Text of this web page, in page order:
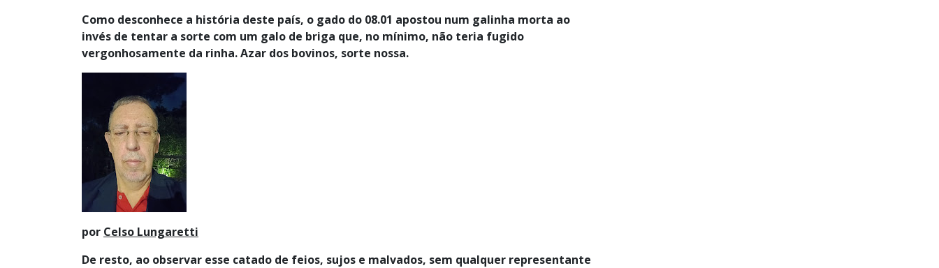
Como desconhece a história deste país, o gado do 08.01 apostou num galinha morta ao
invés de tentar a sorte com um galo de briga que, no mínimo, não teria fugido
vergonhosamente da rinha. Azar dos bovinos, sorte nossa.
por Celso Lungaretti
De resto, ao observar esse catado de feios, sujos e malvados, sem qualquer representante